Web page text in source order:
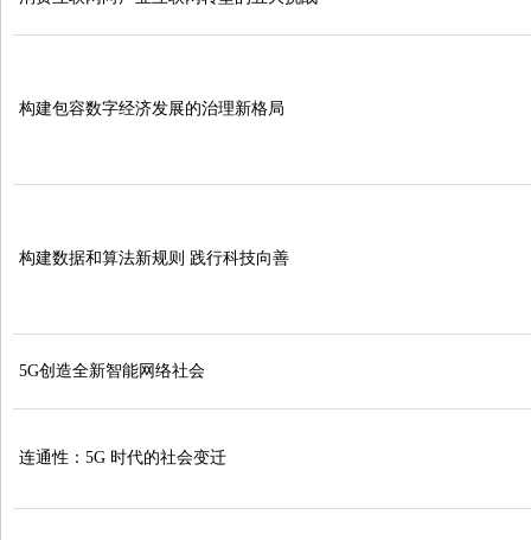
构建包容数字经济发展的治理新格局
构建数据和算法新规则 践行科技向善
5G创造全新智能网络社会
连通性：5G 时代的社会变迁